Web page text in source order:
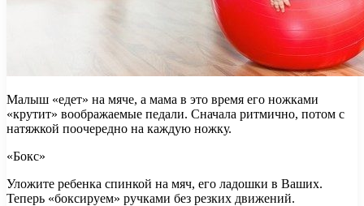
Малыш «едет» на мяче, а мама в это время его ножками
«крутит» воображаемые педали. Сначала ритмично, потом с
натяжкой поочередно на каждую ножку.
«Бокс»
Уложите ребенка спинкой на мяч, его ладошки в Ваших.
Теперь «боксируем» ручками без резких движений.